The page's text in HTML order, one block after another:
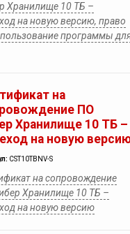
Хранилище 10 ТБ –
на новую версию, право
программы
на
ПО
Хранилище 10 ТБ –
на новую
CST10TBNV-S
на сопровождение
Хранилище 10 ТБ –
на новую версию